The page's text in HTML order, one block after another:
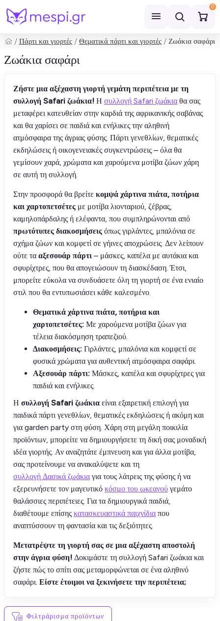
0
Αναζήτηση
Πάρτι και γιορτές Θεματικά πάρτι και γιορτές Ζωάκια σαφάρι
Ζωάκια σαφάρι
Ζήστε μια αξέχαστη γιορτή γεμάτη περιπέτεια με τη
συλλογή Safari ζωάκια! Η συλλογή Safari ζωάκια θα σας
μεταφέρει κατευθείαν στην καρδιά της αφρικανικής σαβάνας
και θα χαρίσει σε παιδιά και ενήλικες την αληθινή
ατμόσφαιρα της άγριας φύσης. Πάρτι γενεθλίων, θεματικές
εκδηλώσεις ή οικογενειακές συγκεντρώσεις – όλα θα
γεμίσουν χαρά, χρώματα και χαρούμενα μοτίβα ζώων χάρη
σε αυτή τη συλλογή.
Στην προσφορά θα βρείτε κομψά χάρτινα πιάτα, ποτήρια
και χαρτοπετσέτες με μοτίβα λιονταριού, ζέβρας,
καμηλοπάρδαλης ή ελέφαντα, που συμπληρώνονται από
πρωτότυπες διακοσμήσεις όπως γιρλάντες, μπαλόνια σε
σχήμα ζώων και κομφετί σε γήινες αποχρώσεις. Δεν λείπουν
ούτε τα αξεσουάρ πάρτι – μάσκες, καπέλα με αυτάκια και
σφυρίχτρες, που θα απογειώσουν τη διασκέδαση. Έτσι,
μπορείτε εύκολα να συνδυάσετε όλη τη γιορτή σε ένα ενιαίο
στιλ που θα εντυπωσιάσει κάθε καλεσμένο.
Θεματικά χάρτινα πιάτα, ποτήρια και
χαρτοπετσέτες: Με χαρούμενα μοτίβα ζώων για
τέλεια διακόσμηση τραπεζιού.
Διακοσμήσεις: Γιρλάντες, μπαλόνια και κομφετί σε
φυσικά χρώματα για αυθεντική ατμόσφαιρα σαφάρι.
Αξεσουάρ πάρτι: Μάσκες, καπέλα και σφυρίχτρες για
παιδιά και ενήλικες.
Η συλλογή Safari ζωάκια είναι εξαιρετική επιλογή για
παιδικά πάρτι γενεθλίων, θεματικές εκδηλώσεις ή ακόμη και
για garden party στη φύση. Χάρη στη μεγάλη ποικιλία
προϊόντων, μπορείτε να δημιουργήσετε τη δική σας μοναδική
ιδέα γιορτής. Αν αναζητάτε έμπνευση και για άλλα μοτίβα,
σας προτείνουμε να ανακαλύψετε και τη
συλλογή Δασικά ζωάκια για τους λάτρεις της φύσης ή να
εξερευνήσετε τον μαγευτικό κόσμο του ωκεανού γεμάτο
θαλάσσιες περιπέτειες. Για τα δημιουργικά παιδιά,
διαθέτουμε επίσης κατασκευαστικά παιχνίδια που
αναπτύσσουν τη φαντασία και τις δεξιότητες.
Μετατρέψτε τη γιορτή σας σε μια αξέχαστη αποστολή
στην άγρια φύση! Δοκιμάστε τη συλλογή Safari ζωάκια και
ζήστε πώς το σπίτι σας μεταμορφώνεται σε ένα αληθινό
σαφάρι. Είστε έτοιμοι να ξεκινήσετε την περιπέτεια;
Φιλτράρισμα προϊόντων